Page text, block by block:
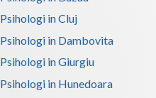
Psihologi in Cluj
Psihologi in Dambovita
Psihologi in Giurgiu
Psihologi in Hunedoara